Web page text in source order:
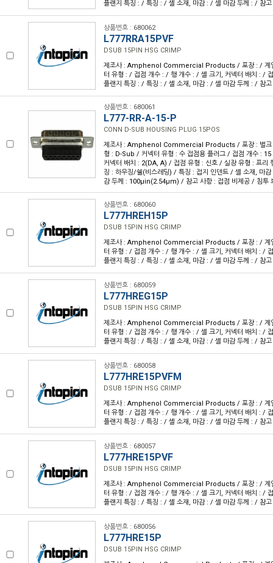
플랜지 특징 : / 특징 : / 셸 소재, 마감 : / 셸 마감 두께 : / 참
상품번호 : 680062
L777RRA15PVF
DSUB 15PIN HSG CRIMP
제조사 : Amphenol Commercial Products / 포장 : / 계
터 유형 : / 접점 개수 : / 행 개수 : / 셸 크기, 커넥터 배치 : /
플랜지 특징 : / 특징 : / 셸 소재, 마감 : / 셸 마감 두께 : / 참
상품번호 : 680061
L777-RR-A-15-P
CONN D-SUB HOUSING PLUG 15POS
제조사 : Amphenol Commercial Products / 포장 : 벌크
형 : D-Sub / 커넥터 유형 : 수 접점용 플러그 / 접점 개수 :
커넥터 배치 : 2(DA, A) / 접점 유형 : 신호 / 실장 유형 : 프리
징 : 하우징/쉘(비스레딩) / 특징 : 접지 인덴트 / 셸 소재, 마
감 두께 : 100µin(2.54µm) / 참고 사항 : 접점 비제공 / 침투
상품번호 : 680060
L777HREH15P
DSUB 15PIN HSG CRIMP
제조사 : Amphenol Commercial Products / 포장 : / 계
터 유형 : / 접점 개수 : / 행 개수 : / 셸 크기, 커넥터 배치 : /
플랜지 특징 : / 특징 : / 셸 소재, 마감 : / 셸 마감 두께 : / 참
상품번호 : 680059
L777HREG15P
DSUB 15PIN HSG CRIMP
제조사 : Amphenol Commercial Products / 포장 : / 계
터 유형 : / 접점 개수 : / 행 개수 : / 셸 크기, 커넥터 배치 : /
플랜지 특징 : / 특징 : / 셸 소재, 마감 : / 셸 마감 두께 : / 참
상품번호 : 680058
L777HRE15PVFM
DSUB 15PIN HSG CRIMP
제조사 : Amphenol Commercial Products / 포장 : / 계
터 유형 : / 접점 개수 : / 행 개수 : / 셸 크기, 커넥터 배치 : /
플랜지 특징 : / 특징 : / 셸 소재, 마감 : / 셸 마감 두께 : / 참
상품번호 : 680057
L777HRE15PVF
DSUB 15PIN HSG CRIMP
제조사 : Amphenol Commercial Products / 포장 : / 계
터 유형 : / 접점 개수 : / 행 개수 : / 셸 크기, 커넥터 배치 : /
플랜지 특징 : / 특징 : / 셸 소재, 마감 : / 셸 마감 두께 : / 참
상품번호 : 680056
L777HRE15P
DSUB 15PIN HSG CRIMP